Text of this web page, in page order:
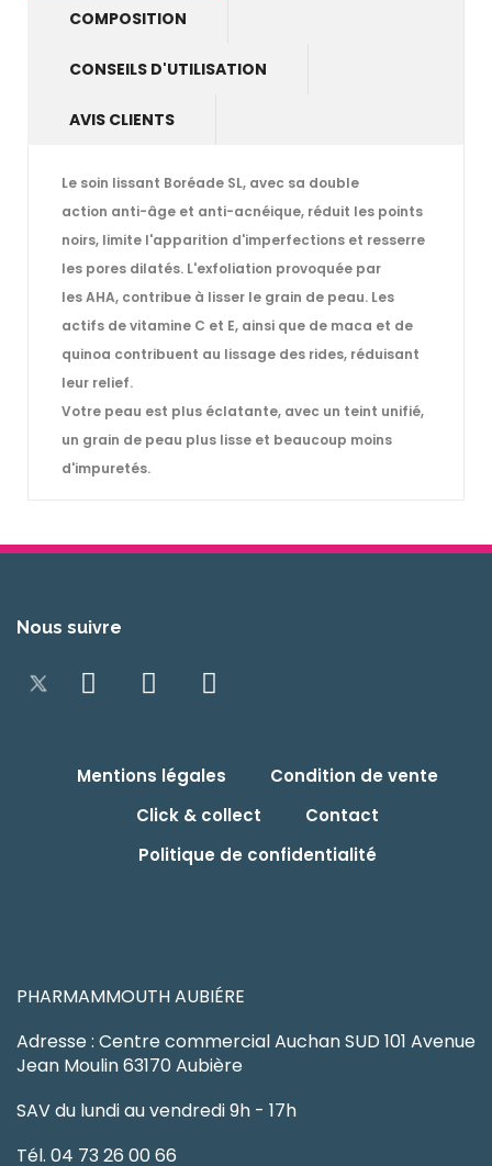
COMPOSITION
CONSEILS D'UTILISATION
AVIS CLIENTS
Le soin lissant Boréade SL, avec sa double
action anti-âge et anti-acnéique, réduit les points
noirs, limite l'apparition d'imperfections et resserre
les pores dilatés. L'exfoliation provoquée par
lesAHA, contribue à lisser le grain de peau. Les
actifs devitamine C et E, ainsi que de maca et de
quinoa contribuent au lissage des rides, réduisant
leur relief.
Votre peau est plus éclatante, avec un teint unifié,
un grain de peau plus lisse et beaucoup moins
d'impuretés.
Nous suivre
Mentions légales
Condition de vente
Click & collect
Contact
Politique de confidentialité
PHARMAMMOUTH AUBIÉRE
Adresse : Centre commercial Auchan SUD 101 Avenue
Jean Moulin 63170 Aubière
SAV du lundi au vendredi 9h - 17h
Tél. 04 73 26 00 66